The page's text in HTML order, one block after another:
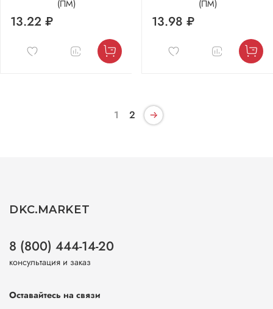
(ПМ)
13.22 ₽
(ПМ)
13.98 ₽
1 2
DKC.MARKET
8 (800) 444-14-20
консультация и заказ
Оставайтесь на связи